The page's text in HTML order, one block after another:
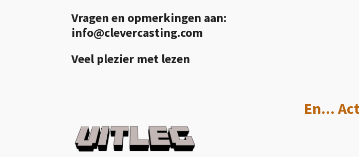
Vragen en opmerkingen aan:
info@clevercasting.com
Veel plezier met lezen
En...